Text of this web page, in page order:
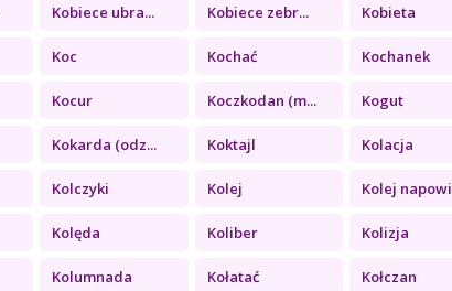
Kobiece ubra... Kobiece zebr... Kobieta
Koc Kochać Kochanek
Kocur Koczkodan (m... Kogut
Kokarda (odz... Koktajl Kolacja
Kolczyki Kolej Kolej
Kolęda Koliber Kolizja
Kolumnada Kołatać Kołczan